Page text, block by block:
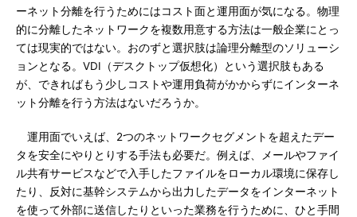
ーネット分離を行うためにはコスト面と運用面が気になる。物理
的に分離したネットワークを複数用意する方法は一般企業にとっ
ては現実的ではない。おのずと選択肢は論理分離型のソリューシ
ョンとなる。VDI（デスクトップ仮想化）という選択肢もある
が、できればもう少しコストや運用負荷がかからずにインターネ
ット分離を行う方法はないだろうか。
運用面でいえば、2つのネットワークセグメントを超えたデー
タを安全にやりとりする手法も必要だ。例えば、メールやファイ
ル共有サービスなどで入手したファイルをローカル環境に保存し
たり、反対に基幹システムから出力したデータをインターネット
を使って外部に送信したりといった業務を行うために、ひと手間